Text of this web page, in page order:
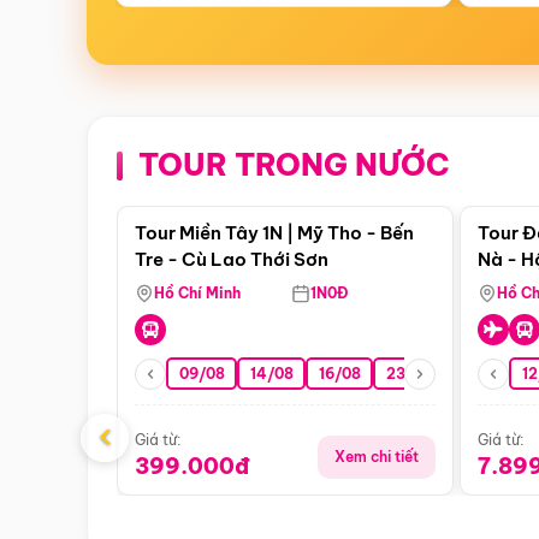
TOUR TRONG NƯỚC
Điểm nổi bật
Tour Miền Tây 1N | Mỹ Tho - Bến
Tre - Cù Lao Thới Sơn
Hồ Chí Minh 1N0Đ
09/08 14/08 16/08 23/08 30/08
Giá từ:
399.000đ Xem chi tiết
Tour
Nà -
Nha
Hồ
Giá từ:
‹